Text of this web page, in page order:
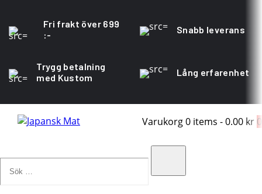
Fri frakt över 699
:-
Snabb leverans
Trygg betalning
med Kustom
Lång erfarenhet
Varukorg0 items -0.00 kr 0